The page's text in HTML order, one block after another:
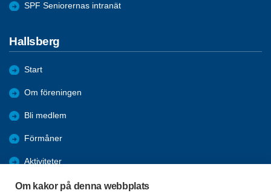
Om kakor på denna webbplats
SPF Seniorernas intranät
Hallsberg
Start
Om föreningen
Bli medlem
Förmåner
Aktiviteter
Bildgalleri